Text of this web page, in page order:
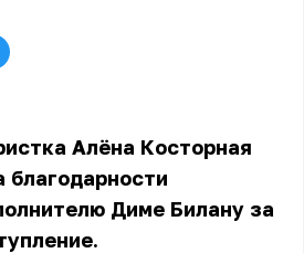
Алёна Косторная
благодарности
Диме Билану за